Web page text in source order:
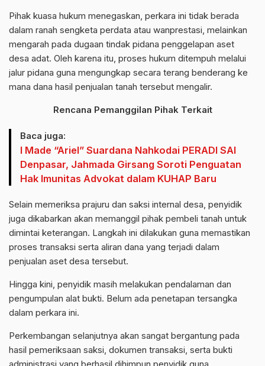
Pihak kuasa hukum menegaskan, perkara ini tidak berada
dalam ranah sengketa perdata atau wanprestasi, melainkan
mengarah pada dugaan tindak pidana penggelapan aset
desa adat. Oleh karena itu, proses hukum ditempuh melalui
jalur pidana guna mengungkap secara terang benderang ke
mana dana hasil penjualan tanah tersebut mengalir.
Rencana Pemanggilan Pihak Terkait
Baca juga:
I Made “Ariel” Suardana Nahkodai PERADI SAI
Denpasar, Jahmada Girsang Soroti Penguatan
Hak Imunitas Advokat dalam KUHAP Baru
Selain memeriksa prajuru dan saksi internal desa, penyidik
juga dikabarkan akan memanggil pihak pembeli tanah untuk
dimintai keterangan. Langkah ini dilakukan guna memastikan
proses transaksi serta aliran dana yang terjadi dalam
penjualan aset desa tersebut.
Hingga kini, penyidik masih melakukan pendalaman dan
pengumpulan alat bukti. Belum ada penetapan tersangka
dalam perkara ini.
Perkembangan selanjutnya akan sangat bergantung pada
hasil pemeriksaan saksi, dokumen transaksi, serta bukti